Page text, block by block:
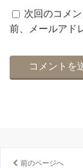
次回のコメ
前、メールアド
前のページへ